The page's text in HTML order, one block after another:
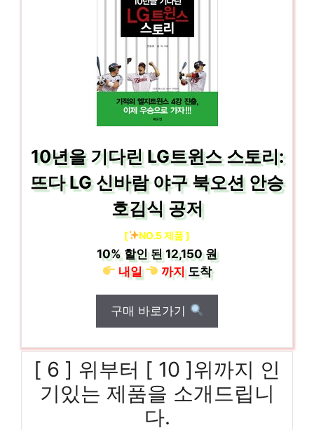
10년을 기다린 LG트윈스 스토리:
뜨다 LG 신바람 야구 북오션 안승
호김식 공저
[ NO.5 제품 ]
10% 할인 된12,150 원
내일
까지도착
구매 바로가기
[ 6 ] 위부터 [ 10 ]위까지 인
기있는 제품을 소개드립니
다.